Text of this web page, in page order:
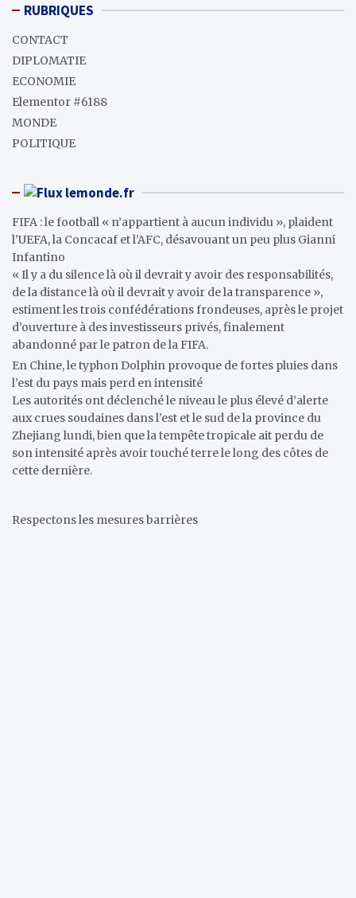
RUBRIQUES
CONTACT
DIPLOMATIE
ECONOMIE
Elementor #6188
MONDE
POLITIQUE
lemonde.fr
FIFA : le football « n’appartient à aucun individu », plaident
l’UEFA, la Concacaf et l’AFC, désavouant un peu plus Gianni
Infantino
« Il y a du silence là où il devrait y avoir des responsabilités,
de la distance là où il devrait y avoir de la transparence »,
estiment les trois confédérations frondeuses, après le projet
d’ouverture à des investisseurs privés, finalement
abandonné par le patron de la FIFA.
En Chine, le typhon Dolphin provoque de fortes pluies dans
l’est du pays mais perd en intensité
Les autorités ont déclenché le niveau le plus élevé d’alerte
aux crues soudaines dans l’est et le sud de la province du
Zhejiang lundi, bien que la tempête tropicale ait perdu de
son intensité après avoir touché terre le long des côtes de
cette dernière.
Respectons les mesures barrières